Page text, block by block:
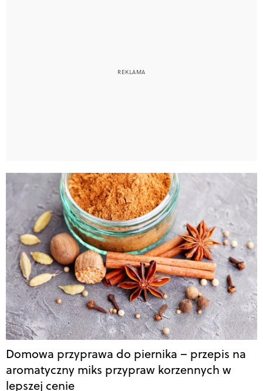
Domowa przyprawa do piernika – przepis na
aromatyczny miks przypraw korzennych w
lepszej cenie